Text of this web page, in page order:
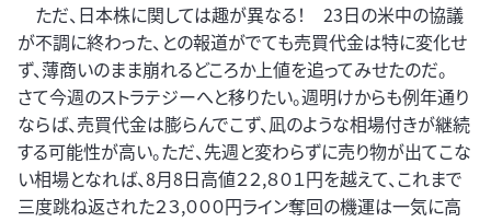
ただ、日本株に関しては趣が異なる！ 23日の米中の協議
が不調に終わった、との報道がでても売買代金は特に変化せ
ず、薄商いのまま崩れるどころか上値を追ってみせたのだ。
さて今週のストラテジーへと移りたい。週明けからも例年通り
ならば、売買代金は膨らんでこず、凪のような相場付きが継続
する可能性が高い。ただ、先週と変わらずに売り物が出てこな
い相場となれば、8月8日高値２２,８０１円を越えて、これまで
三度跳ね返された２３,０００円ライン奪回の機運は一気に高